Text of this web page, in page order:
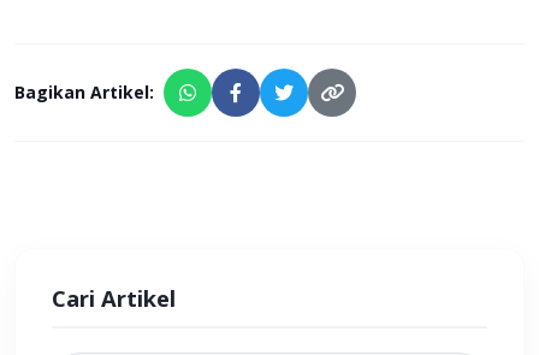
Bagikan Artikel:
Cari Artikel